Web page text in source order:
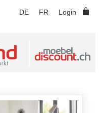
DE FR Login